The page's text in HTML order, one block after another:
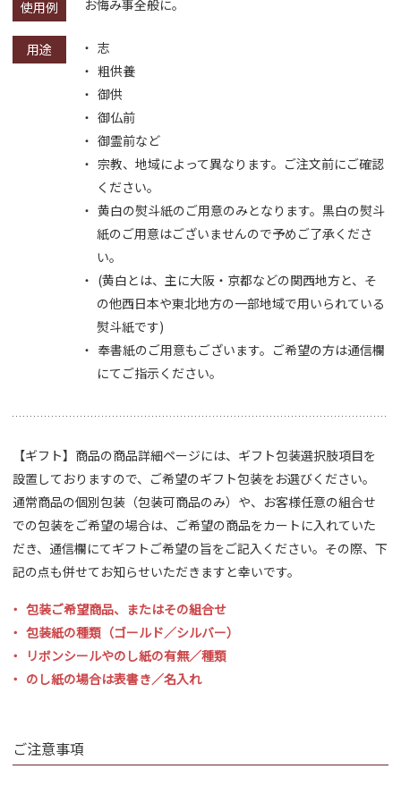
使用例 お悔み事全般に。
用途
志
粗供養
御供
御仏前
御霊前など
宗教、地域によって異なります。ご注文前にご確認
ください。
黄白の熨斗紙のご用意のみとなります。黒白の熨斗
紙のご用意はございませんので予めご了承くださ
い。
(黄白とは、主に大阪・京都などの関西地方と、そ
の他西日本や東北地方の一部地域で用いられている
熨斗紙です)
奉書紙のご用意もございます。ご希望の方は通信欄
にてご指示ください。
【ギフト】商品の商品詳細ページには、ギフト包装選択肢項目を
設置しておりますので、ご希望のギフト包装をお選びください。
通常商品の個別包装（包装可商品のみ）や、お客様任意の組合せ
での包装をご希望の場合は、ご希望の商品をカートに入れていた
だき、通信欄にてギフトご希望の旨をご記入ください。その際、下
記の点も併せてお知らせいただきますと幸いです。
包装ご希望商品、またはその組合せ
包装紙の種類（ゴールド／シルバー）
リボンシールやのし紙の有無／種類
のし紙の場合は表書き／名入れ
ご注意事項